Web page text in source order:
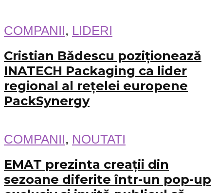
COMPANII, LIDERI
Cristian Bădescu poziționează
INATECH Packaging ca lider
regional al rețelei europene
PackSynergy
COMPANII, NOUTATI
EMAT prezinta creații din
sezoane diferite într-un pop-up